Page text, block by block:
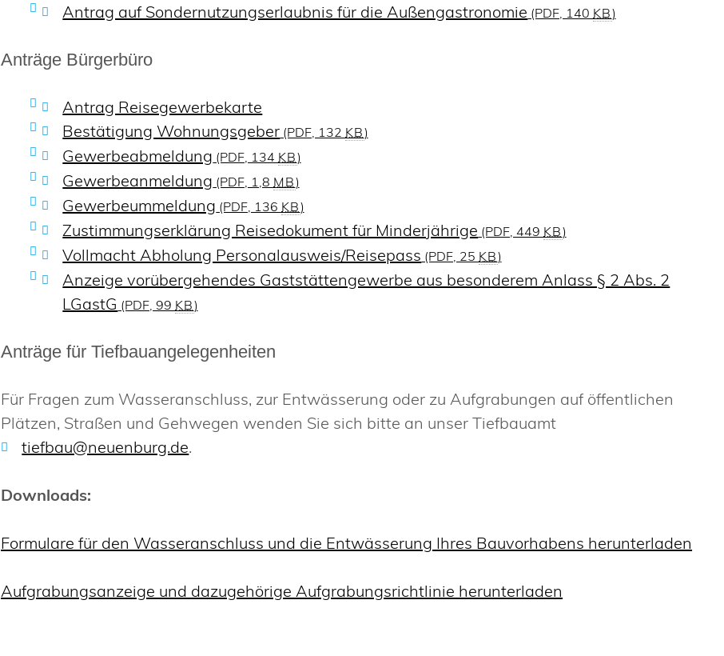
Antrag auf Sondernutzungserlaubnis für die Außengastronomie (PDF, 140 KB)
Anträge Bürgerbüro
Antrag Reisegewerbekarte
Bestätigung Wohnungsgeber (PDF, 132 KB)
Gewerbeabmeldung (PDF, 134 KB)
Gewerbeanmeldung (PDF, 1,8 MB)
Gewerbeummeldung (PDF, 136 KB)
Zustimmungserklärung Reisedokument für Minderjährige (PDF, 449 KB)
Vollmacht Abholung Personalausweis/Reisepass (PDF, 25 KB)
Anzeige vorübergehendes Gaststättengewerbe aus besonderem Anlass § 2 Abs. 2
LGastG (PDF, 99 KB)
Anträge für Tiefbauangelegenheiten
Für Fragen zum Wasseranschluss, zur Entwässerung oder zu Aufgrabungen auf öffentlichen
Plätzen, Straßen und Gehwegen wenden Sie sich bitte an unser Tiefbauamt
tiefbau@neuenburg.de.
Downloads:
Formulare für den Wasseranschluss und die Entwässerung Ihres Bauvorhabens herunterladen
Aufgrabungsanzeige und dazugehörige Aufgrabungsrichtlinie herunterladen